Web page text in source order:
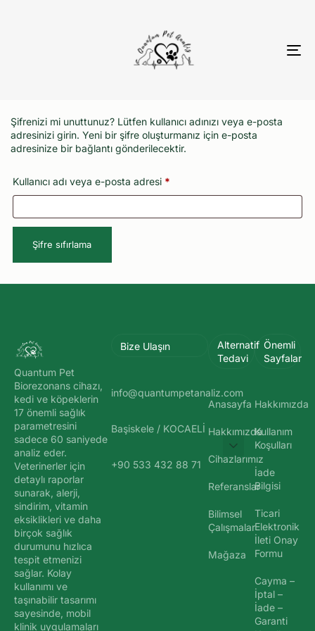
Şifrenizi mi unuttunuz? Lütfen kullanıcı adınızı veya e-posta
adresinizi girin. Yeni bir şifre oluşturmanız için e-posta
adresinize bir bağlantı gönderilecektir.
Kullanıcı adı veya e-posta adresi *
Şifre sıfırlama
Quantum Pet
Biorezonans cihazı,
kedi ve köpeklerin
17 önemli sağlık
parametresini
sadece 60 saniyede
analiz eder.
Veterinerler için
detaylı raporlar
sunarak, alerji,
sindirim, vitamin
eksiklikleri ve daha
birçok sağlık
durumunu hızlıca
tespit etmenizi
sağlar. Kolay
kullanımı ve
taşınabilir tasarımı
sayesinde, mobil
klinik uygulamaları
Bize Ulaşın
info@quantumpetanaliz.com
Başiskele / KOCAELİ
+90 533 432 88 71
Alternatif
Tedavi
Anasayfa
Hakkımızda
Cihazlarımız
Referanslar
Bilimsel
Çalışmalar
Mağaza
Önemli
Sayfalar
Hakkımızda
Kullanım
Koşulları
İade
Bilgisi
Ticari
Elektronik
İleti Onay
Formu
Cayma –
İptal –
İade –
Garanti